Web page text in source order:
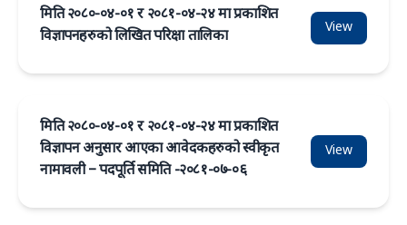
मिति २०८०-०४-०१ र २०८१-०४-२४ मा प्रकाशित
विज्ञापनहरुको लिखित परिक्षा तालिका
View
मिति २०८०-०४-०१ र २०८१-०४-२४ मा प्रकाशित
विज्ञापन अनुसार आएका आवेदकहरुको स्वीकृत
नामावली – पदपूर्ति समिति -२०८१-०७-०६
View